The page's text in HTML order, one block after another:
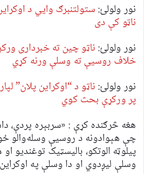
نور ولولئ: ستولتنبرګ وايي د
ناټو کې دی
نور ولولئ: ناټو چین ته خبرداری
خلاف روسیې ته وسلې ورنه کړي
نور ولولئ:
پر ورکړې بحث کوي
هغه څرګنده کړې : «سربېره پردې،
چې هېوادونه د روسیې وسله‌والو
پیلوټه الوتکو، بالیسټیک توغندیو
وسلې لیږدوي او دا وسلې په